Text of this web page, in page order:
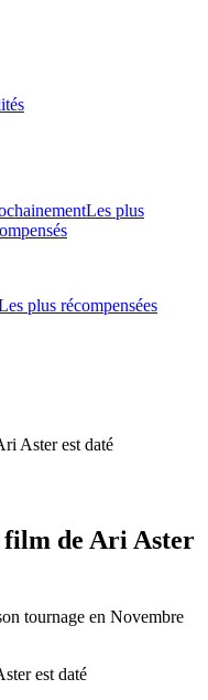
Les plus
plus récompensées
Aster est daté
film de Ari Aster
tournage en Novembre